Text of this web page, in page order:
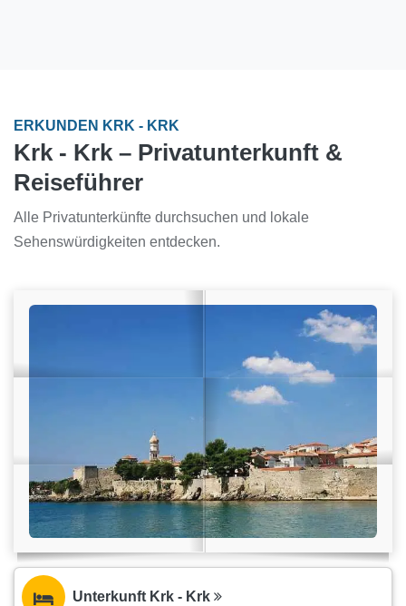
ERKUNDEN KRK - KRK
Krk - Krk – Privatunterkunft &
Reiseführer
Alle Privatunterkünfte durchsuchen und lokale
Sehenswürdigkeiten entdecken.
Unterkunft Krk - Krk